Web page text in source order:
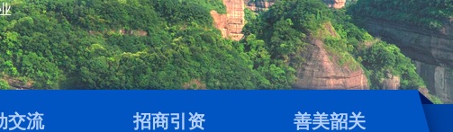
交流 招商引资 善美韶关